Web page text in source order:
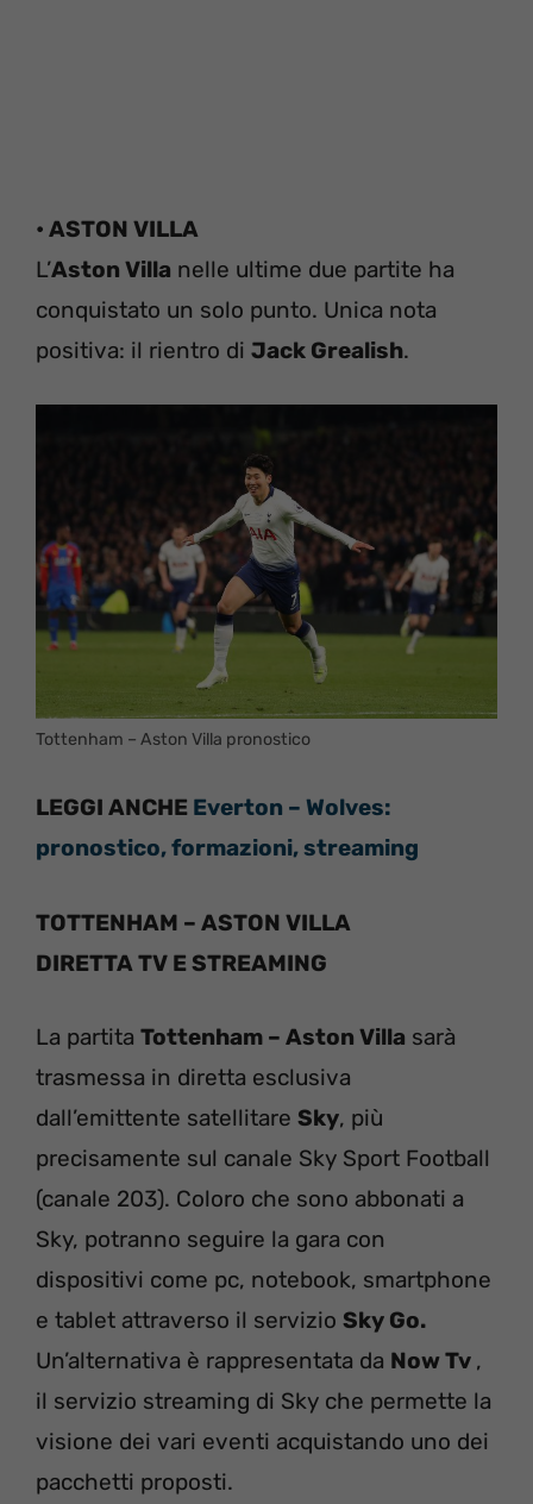
• ASTON VILLA
L’Aston Villa nelle ultime due partite ha
conquistato un solo punto. Unica nota
positiva: il rientro di Jack Grealish.
Tottenham – Aston Villa pronostico
LEGGI ANCHE Everton – Wolves:
pronostico, formazioni, streaming
TOTTENHAM – ASTON VILLA
DIRETTA TV E STREAMING
La partita Tottenham – Aston Villa sarà
trasmessa in diretta esclusiva
dall’emittente satellitare Sky, più
precisamente sul canale Sky Sport Football
(canale 203). Coloro che sono abbonati a
Sky, potranno seguire la gara con
dispositivi come pc, notebook, smartphone
e tablet attraverso il servizio Sky Go.
Un’alternativa è rappresentata da Now Tv ,
il servizio streaming di Sky che permette la
visione dei vari eventi acquistando uno dei
pacchetti proposti.